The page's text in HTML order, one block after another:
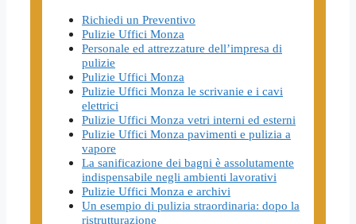
Richiedi un Preventivo
Pulizie Uffici Monza
Personale ed attrezzature dell’impresa di
pulizie
Pulizie Uffici Monza
Pulizie Uffici Monza le scrivanie e i cavi
elettrici
Pulizie Uffici Monza vetri interni ed esterni
Pulizie Uffici Monza pavimenti e pulizia a
vapore
La sanificazione dei bagni è assolutamente
indispensabile negli ambienti lavorativi
Pulizie Uffici Monza e archivi
Un esempio di pulizia straordinaria: dopo la
ristrutturazione